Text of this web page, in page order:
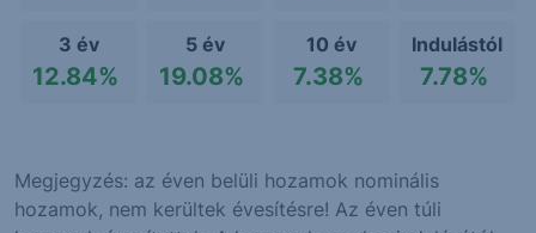
3 év
12.84%
5 év
19.08%
10 év
7.38%
Indulástól
7.78%
Megjegyzés: az éven belüli hozamok nominális
hozamok, nem kerültek évesítésre! Az éven túli